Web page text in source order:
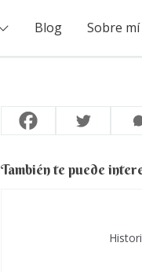
Blog Sobre mí
También te puede